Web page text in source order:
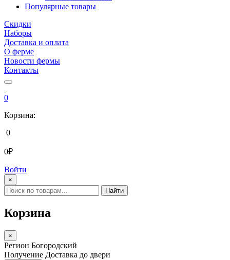
Популярные товары
Скидки
Наборы
Доставка и оплата
О ферме
Новости фермы
Контакты
0
Корзина:
0
0₽
Войти
×
Найти
Корзина
×
Регион Богородский
Получение Доставка до двери